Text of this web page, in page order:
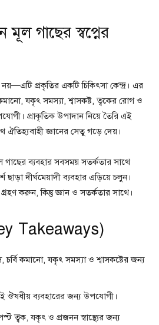
মূল গাছের স্বপ্নের
প্রকৃতির একটি চিকিৎসা কেন্দ্র। এর
যকৃৎ সমস্যা, শ্বাসকষ্ট, ত্বকের রোগ ও
প্রাকৃতিক উপাদান নিয়ে তৈরি এই
ঐতিহ্যবাহী জ্ঞানের সেতু গড়ে দেয়।
ব্যবহার সবসময় সতর্কতার সাথে
ছাড়া দীর্ঘমেয়াদী ব্যবহার এড়িয়ে চলুন।
গ্রহণ করুন, কিন্তু জ্ঞান ও সতর্কতার সাথে।
Takeaways)
চর্বি কমানো, যকৃৎ সমস্যা ও শ্বাসকষ্টের জন্য
ঔষধীয় ব্যবহারের জন্য উপযোগী।
ত্বক, যকৃৎ ও প্রজনন স্বাস্থ্যের জন্য